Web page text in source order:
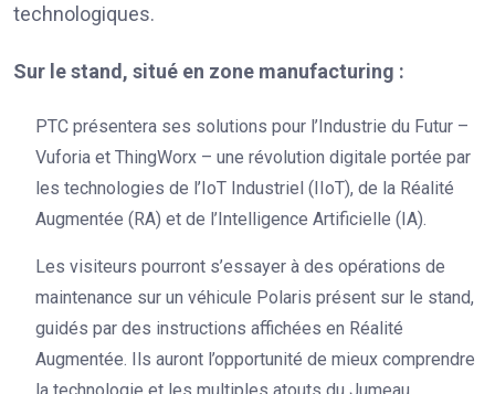
technologiques.
Sur le stand, situé en zone manufacturing :
PTC présentera ses solutions pour l’Industrie du Futur –
Vuforia et ThingWorx – une révolution digitale portée par
les technologies de l’IoT Industriel (IIoT), de la Réalité
Augmentée (RA) et de l’Intelligence Artificielle (IA).
Les visiteurs pourront s’essayer à des opérations de
maintenance sur un véhicule Polaris présent sur le stand,
guidés par des instructions affichées en Réalité
Augmentée. Ils auront l’opportunité de mieux comprendre
la technologie et les multiples atouts du Jumeau